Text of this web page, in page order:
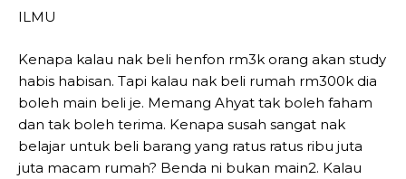
ILMU
Kenapa kalau nak beli henfon rm3k orang akan study
habis habisan. Tapi kalau nak beli rumah rm300k dia
boleh main beli je. Memang Ahyat tak boleh faham
dan tak boleh terima. Kenapa susah sangat nak
belajar untuk beli barang yang ratus ratus ribu juta
juta macam rumah? Benda ni bukan main2. Kalau